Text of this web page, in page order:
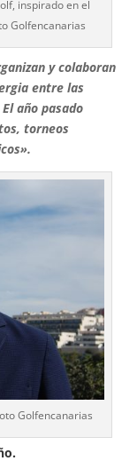
inspirado en el
Golfencanarias
y colaboran
entre las
año pasado
torneos
Golfencanarias